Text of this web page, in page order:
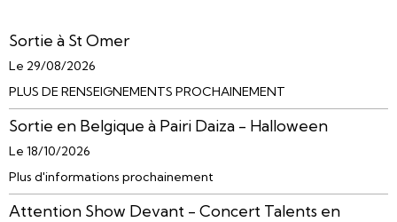
Sortie à St Omer
Le 29/08/2026
PLUS DE RENSEIGNEMENTS PROCHAINEMENT
Sortie en Belgique à Pairi Daiza - Halloween
Le 18/10/2026
Plus d'informations prochainement
Attention Show Devant - Concert Talents en